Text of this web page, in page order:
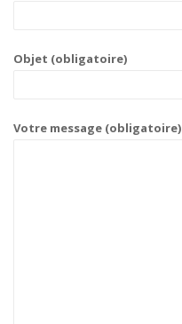
Objet (obligatoire)
Votre message (obligatoire)